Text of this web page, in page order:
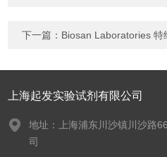
下一篇： Biosan Laboratories 特
上海起发实验试剂有限公司
地址：上海浦东川沙镇川沙路
司